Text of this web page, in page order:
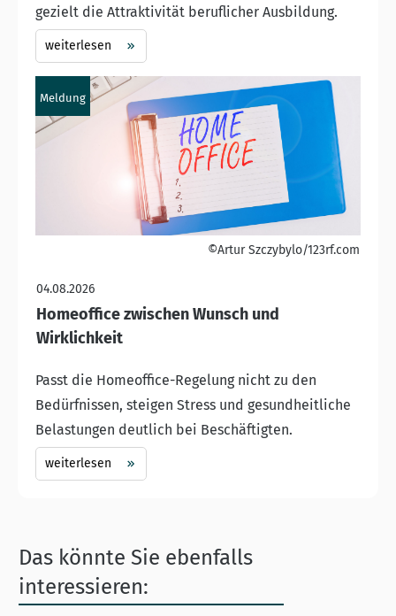
gezielt die Attraktivität beruflicher Ausbildung.
weiterlesen
Meldung
©Artur Szczybylo/123rf.com
04.08.2026
Homeoffice zwischen Wunsch und
Wirklichkeit
Passt die Homeoffice-Regelung nicht zu den
Bedürfnissen, steigen Stress und gesundheitliche
Belastungen deutlich bei Beschäftigten.
weiterlesen
Das könnte Sie ebenfalls
interessieren: